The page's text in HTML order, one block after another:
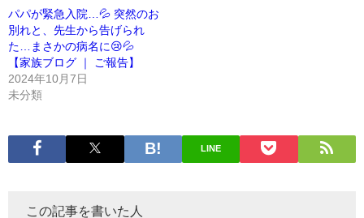
パパが緊急入院…💦 突然のお
別れと、先生から告げられ
た…まさかの病名に😢💦
【家族ブログ ｜ ご報告】
2024年10月7日
未分類
LINE
この記事を書いた人